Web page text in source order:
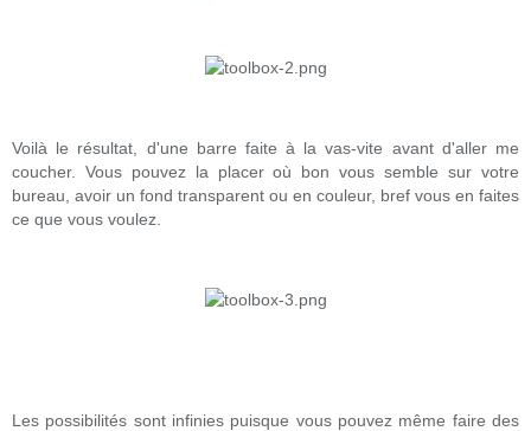
Voilà le résultat, d'une barre faite à la vas-vite avant d'aller me
coucher. Vous pouvez la placer où bon vous semble sur votre
bureau, avoir un fond transparent ou en couleur, bref vous en faites
ce que vous voulez.
Les possibilités sont infinies puisque vous pouvez même faire des